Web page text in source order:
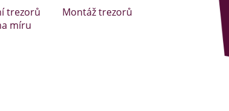
trezorů
Montáž trezorů
míru